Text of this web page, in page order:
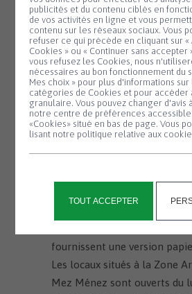
publicités et du contenu ciblés en
de vos activités en ligne et vous
contenu sur les réseaux sociaux. Vous
refuser ce qui précède en cliquant sur
Cookies » ou « Continuer sans accepter
vous refusez les Cookies, nous
nécessaires au bon fonctionnement du
Mes choix » pour plus d'informations
catégories de Cookies et pour accéder
granulaire. Vous pouvez changer d'avis
notre centre de préférences
«Cookies» situé en bas de page. Vous
lisant notre politique relative aux
TOUT ACCEPTER
Vous pouvez également les
directement pour leur faire
idées. Un vote sera par la
pour procéder au choix
propositions faites.
Pour rappel, pour ceux qui
participé à leur enquête sur
utiles à mettre en place sur
vous pouvez encore le faire
fournissent une version
Les locaux situés à la Zone
Mez Ménez sont ouverts du